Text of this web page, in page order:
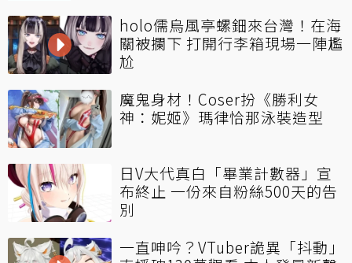
holo儒烏風亭螺鈿來台灣！在海
關被攔下 打開行李箱現場一陣尷
尬
魔鬼身材！Coser扮《勝利女
神：妮姬》瑪律恰那泳裝造型
日V大代真白「畢業計數器」宣
布終止 一份來自粉絲500天的告
別
一直呻吟？VTuber詭異「抖動」